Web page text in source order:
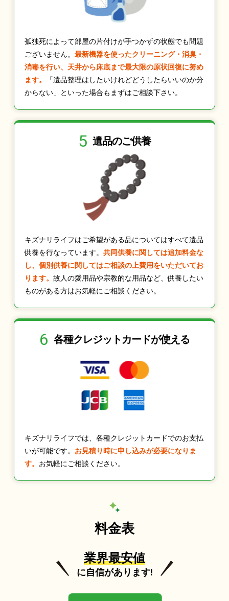
孤独死によって部屋の片付けが手つかずの状態でも問題
ございません。 最新機器を使ったクリーニング・消臭・
消毒を行い、天井から床底まで最大限の原状回復に努め
ます。
「遺品整理はしたいけれどどうしたらいいのか分
からない」といった場合もまずはご相談下さい。
5 遺品のご供養
キズナリライフはご希望がある品についてはすべて遺品
供養を行なっています。 共同供養に関しては追加料金な
し、個別供養に関してはご相談の上費用をいただいてお
ります。 故人の愛用品や宗教的な用品など、供養したい
ものがある方はお気軽にご相談ください。
6 各種クレジットカードが使える
キズナリライフでは、各種クレジットカードでのお支払
いが可能です。 お見積り時に申し込みが必要になりま
す。 お気軽にご相談ください。
料金表
業界最安値
に自信があります!